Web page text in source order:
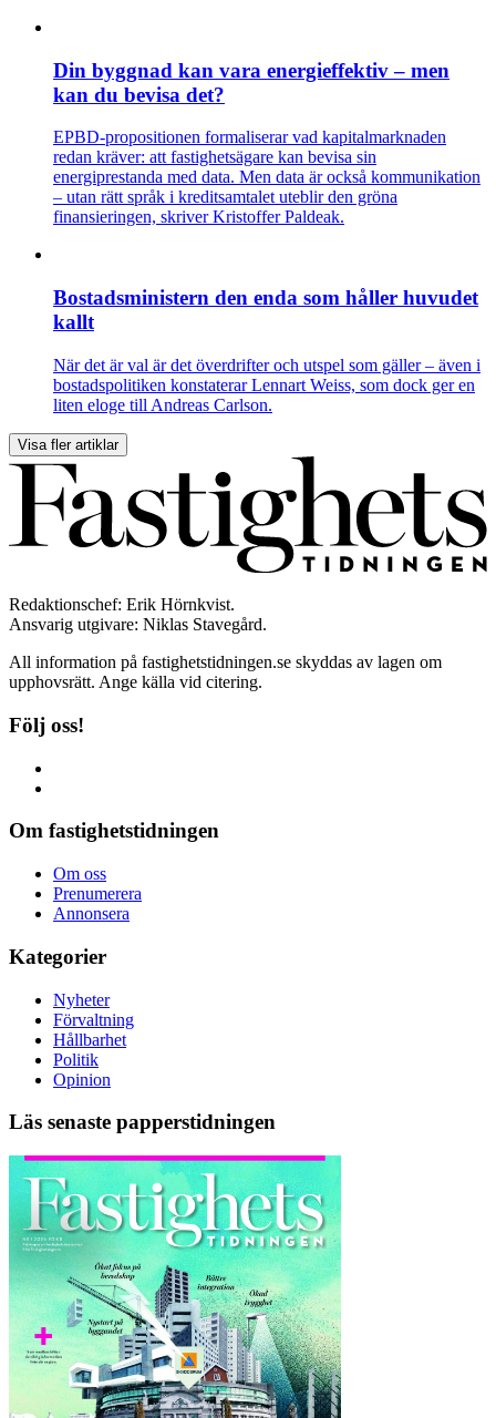
Din byggnad kan vara energieffektiv – men
kan du bevisa det?
EPBD-propositionen formaliserar vad kapitalmarknaden
redan kräver: att fastighetsägare kan bevisa sin
energiprestanda med data. Men data är också kommunikation
– utan rätt språk i kreditsamtalet uteblir den gröna
finansieringen, skriver Kristoffer Paldeak.
Bostadsministern den enda som håller huvudet
kallt
När det är val är det överdrifter och utspel som gäller – även i
bostadspolitiken konstaterar Lennart Weiss, som dock ger en
liten eloge till Andreas Carlson.
Visa fler artiklar
Redaktionschef: Erik Hörnkvist.
Ansvarig utgivare: Niklas Stavegård.
All information på fastighetstidningen.se skyddas av lagen om
upphovsrätt. Ange källa vid citering.
Följ oss!
Om fastighetstidningen
Om oss
Prenumerera
Annonsera
Kategorier
Nyheter
Förvaltning
Hållbarhet
Politik
Opinion
Läs senaste papperstidningen